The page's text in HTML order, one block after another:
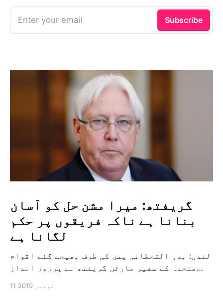
Enter your email Subscribe
گریفتھ: میرا مشن حل کو آسان
بنانا ہے ناکہ فریقوں پر حکم
لگانا ہے
لندن: بدر القحطانی یمن کی طرف بھیجے گئے اقوام
متحدہ کے سفیر مارٹن گریفتھ نے پرزور انداز
ثالثی اور اس کشمکش کی حدبندی کرنے کے لئے ایک
11 نومبر 2019